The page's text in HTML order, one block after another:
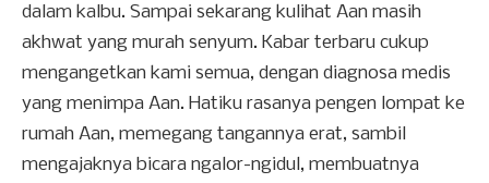
dalam kalbu. Sampai sekarang kulihat Aan masih
akhwat yang murah senyum. Kabar terbaru cukup
mengangetkan kami semua, dengan diagnosa medis
yang menimpa Aan. Hatiku rasanya pengen lompat ke
rumah Aan, memegang tangannya erat, sambil
mengajaknya bicara ngalor-ngidul, membuatnya